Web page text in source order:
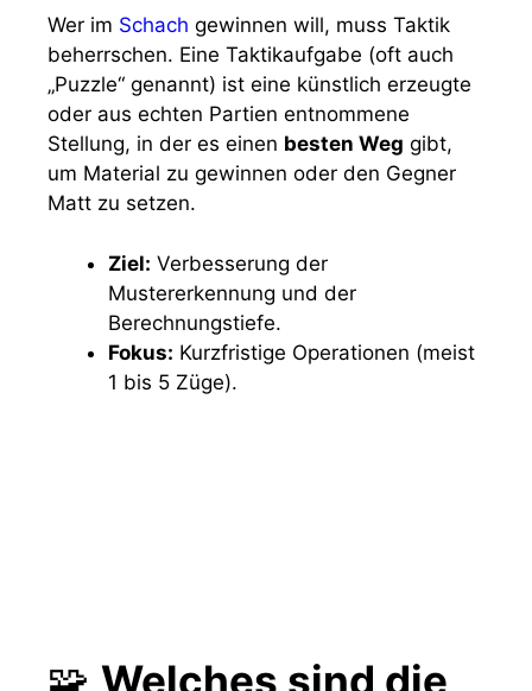
Wer im Schach gewinnen will, muss Taktik
beherrschen. Eine Taktikaufgabe (oft auch
„Puzzle“ genannt) ist eine künstlich erzeugte
oder aus echten Partien entnommene
Stellung, in der es einen besten Weg gibt,
um Material zu gewinnen oder den Gegner
Matt zu setzen.
Ziel: Verbesserung der
Mustererkennung und der
Berechnungstiefe.
Fokus: Kurzfristige Operationen (meist
1 bis 5 Züge).
🧩 Welches sind die